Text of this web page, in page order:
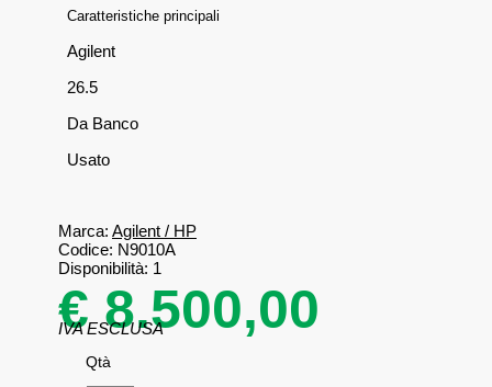
Caratteristiche principali
Agilent
26.5
Da Banco
Usato
Marca: Agilent / HP
Codice: N9010A
Disponibilità: 1
€ 8.500,00
IVA ESCLUSA
Qtà